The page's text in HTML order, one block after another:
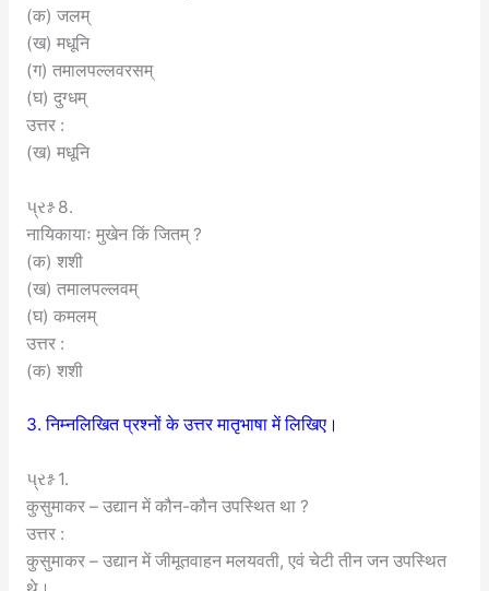
(क) जलम्
(ख) मधूनि
(ग) तमालपल्लवरसम्
(घ) दुग्धम्
उत्तर :
(ख) मधूनि
પ્રશ્ન 8.
नायिकायाः मुखेन किं जितम् ?
(क) शशी
(ख) तमालपल्लवम्
(घ) कमलम्
उत्तर :
(क) शशी
3. निम्नलिखित प्रश्नों के उत्तर मातृभाषा में लिखिए।
પ્રશ્ન 1.
कुसुमाकर – उद्यान में कौन-कौन उपस्थित था ?
उत्तर :
कुसुमाकर – उद्यान में जीमूतवाहन मलयवती, एवं चेटी तीन जन उपस्थित